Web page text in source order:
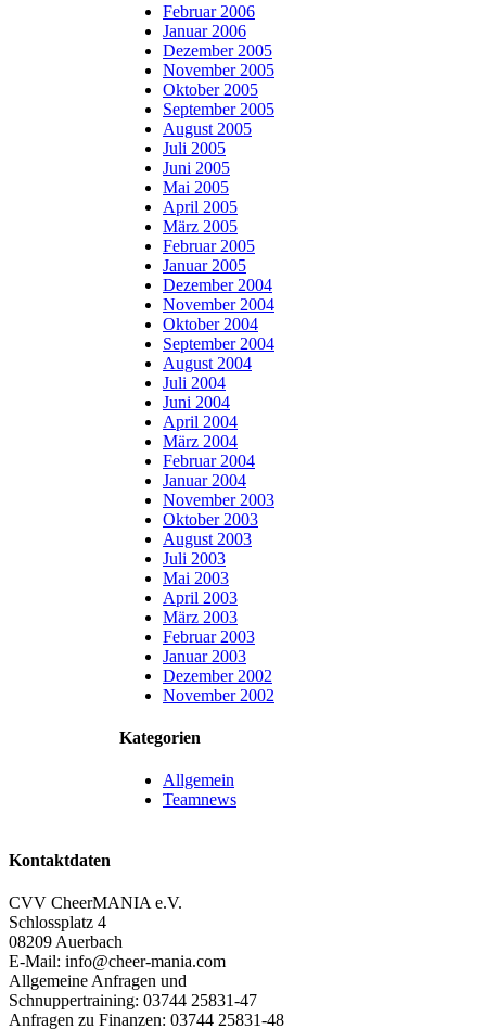
Februar 2006
Januar 2006
Dezember 2005
November 2005
Oktober 2005
September 2005
August 2005
Juli 2005
Juni 2005
Mai 2005
April 2005
März 2005
Februar 2005
Januar 2005
Dezember 2004
November 2004
Oktober 2004
September 2004
August 2004
Juli 2004
Juni 2004
April 2004
März 2004
Februar 2004
Januar 2004
November 2003
Oktober 2003
August 2003
Juli 2003
Mai 2003
April 2003
März 2003
Februar 2003
Januar 2003
Dezember 2002
November 2002
Kategorien
Allgemein
Teamnews
Kontaktdaten
CVV CheerMANIA e.V.
Schlossplatz 4
08209 Auerbach
E-Mail: info@cheer-mania.com
Allgemeine Anfragen und
Schnuppertraining: 03744 25831-47
Anfragen zu Finanzen: 03744 25831-48